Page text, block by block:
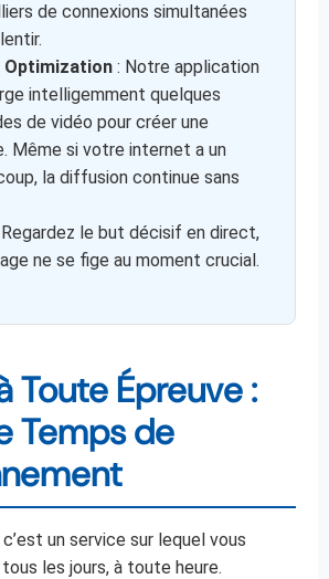
de connexions simultanées
Optimization : Notre application
intelligemment quelques
de vidéo pour créer une
Même si votre internet a un
la diffusion continue sans
Regardez le but décisif en direct,
ne se fige au moment crucial.
Toute Épreuve :
Temps de
un service sur lequel vous
les jours, à toute heure.